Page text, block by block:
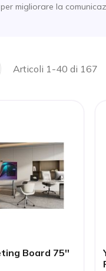
migliorare la
Articoli 1-40 di 167
Board 75''